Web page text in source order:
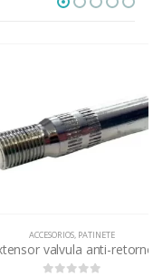
ACCESORIOS,PATINETE
valvula anti-retorno